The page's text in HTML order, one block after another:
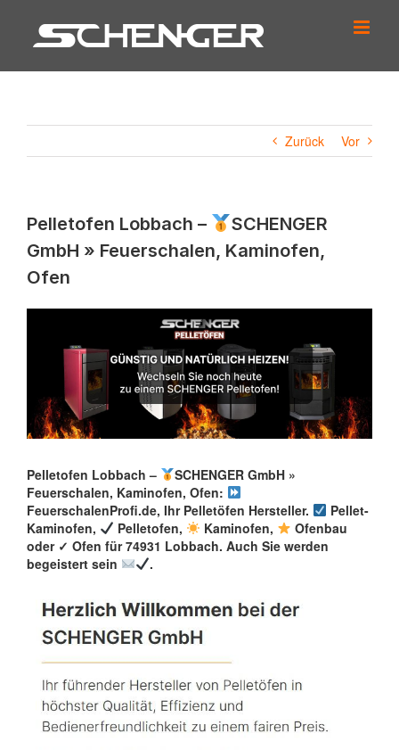
springen
Zurück Vor
Pelletofen Lobbach –
SCHENGER
GmbH » Feuerschalen, Kaminofen,
Ofen
Pelletofen Lobbach –
SCHENGER GmbH »
Feuerschalen, Kaminofen, Ofen:
FeuerschalenProfi.de, Ihr Pelletöfen Hersteller.
Pellet-
Kaminofen,
Pelletofen, Kaminofen,
Ofenbau
oder ✓ Ofen für 74931 Lobbach. Auch Sie werden
begeistert sein
.